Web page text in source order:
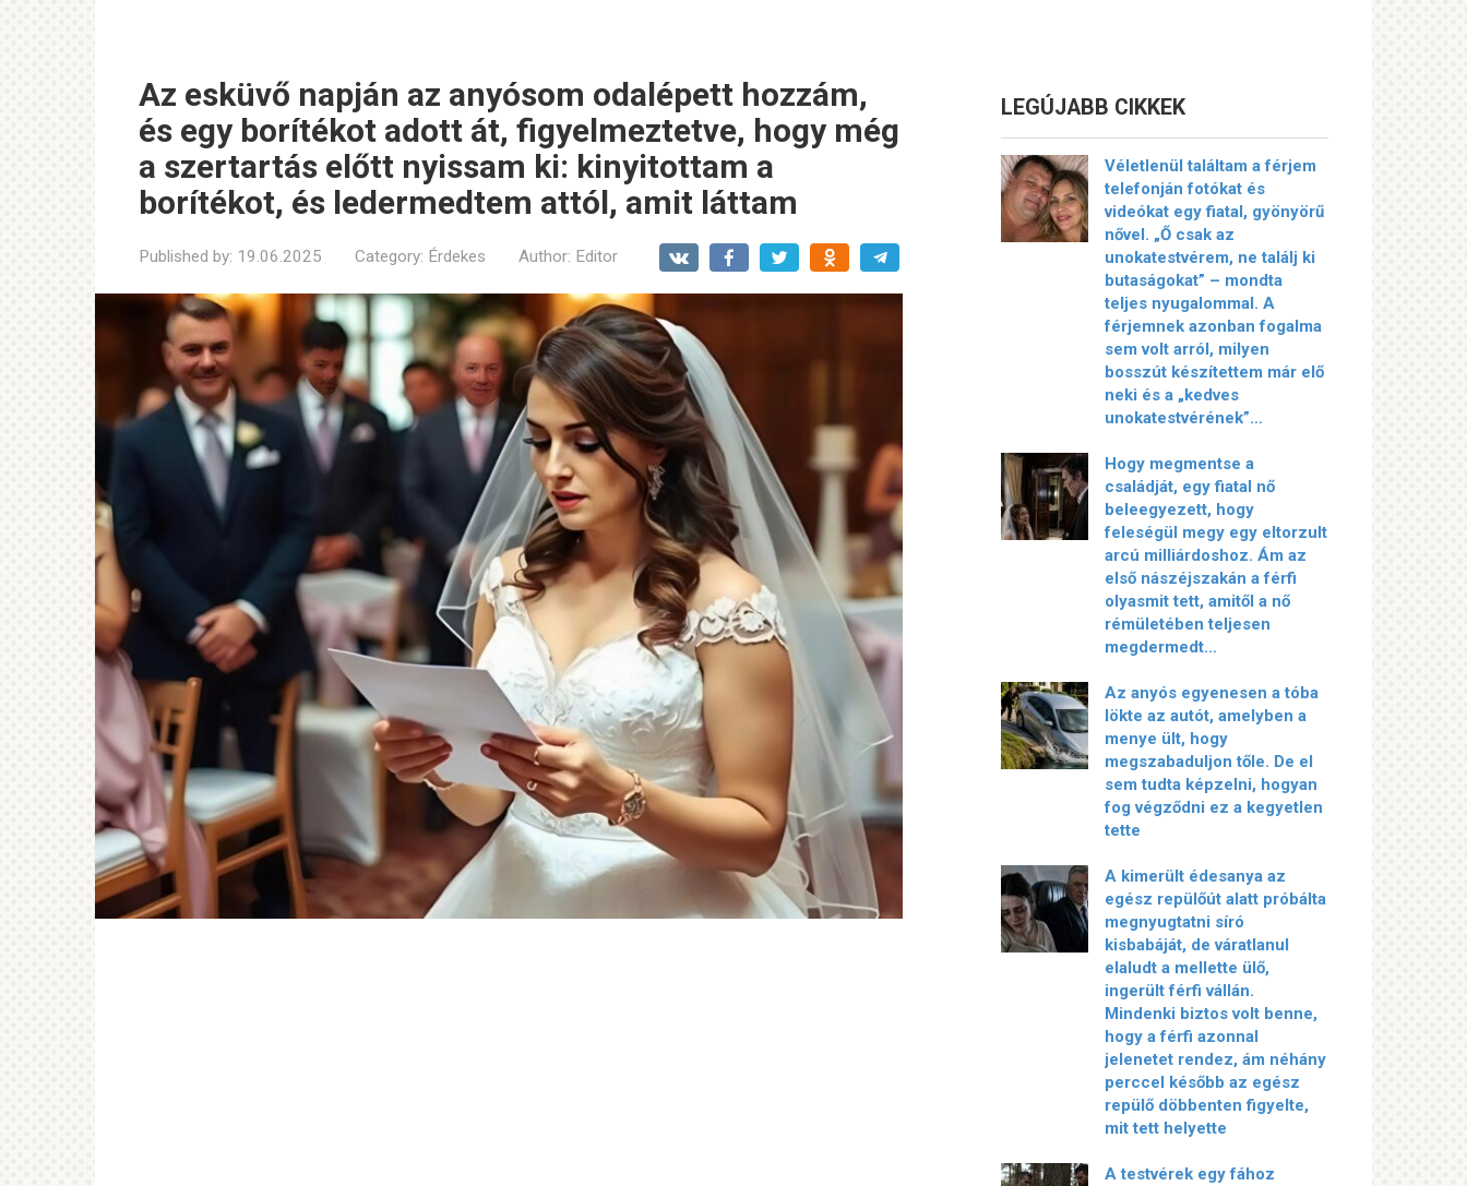
Az esküvő napján az anyósom odalépett hozzám,
és egy borítékot adott át, figyelmeztetve, hogy még
a szertartás előtt nyissam ki: kinyitottam a
borítékot, és ledermedtem attól, amit láttam
Published by: 19.06.2025 Category: Érdekes Author: Editor
LEGÚJABB CIKKEK
Véletlenül találtam a férjem
telefonján fotókat és
videókat egy fiatal, gyönyörű
nővel. „Ő csak az
unokatestvérem, ne találj ki
butaságokat” – mondta
teljes nyugalommal. A
férjemnek azonban fogalma
sem volt arról, milyen
bosszút készítettem már elő
neki és a „kedves
unokatestvérének”…
Hogy megmentse a
családját, egy fiatal nő
beleegyezett, hogy
feleségül megy egy eltorzult
arcú milliárdoshoz. Ám az
első nászéjszakán a férfi
olyasmit tett, amitől a nő
rémületében teljesen
megdermedt…
Az anyós egyenesen a tóba
lökte az autót, amelyben a
menye ült, hogy
megszabaduljon tőle. De el
sem tudta képzelni, hogyan
fog végződni ez a kegyetlen
tette
A kimerült édesanya az
egész repülőút alatt próbálta
megnyugtatni síró
kisbabáját, de váratlanul
elaludt a mellette ülő,
ingerült férfi vállán.
Mindenki biztos volt benne,
hogy a férfi azonnal
jelenetet rendez, ám néhány
perccel később az egész
repülő döbbenten figyelte,
mit tett helyette
A testvérek egy fához